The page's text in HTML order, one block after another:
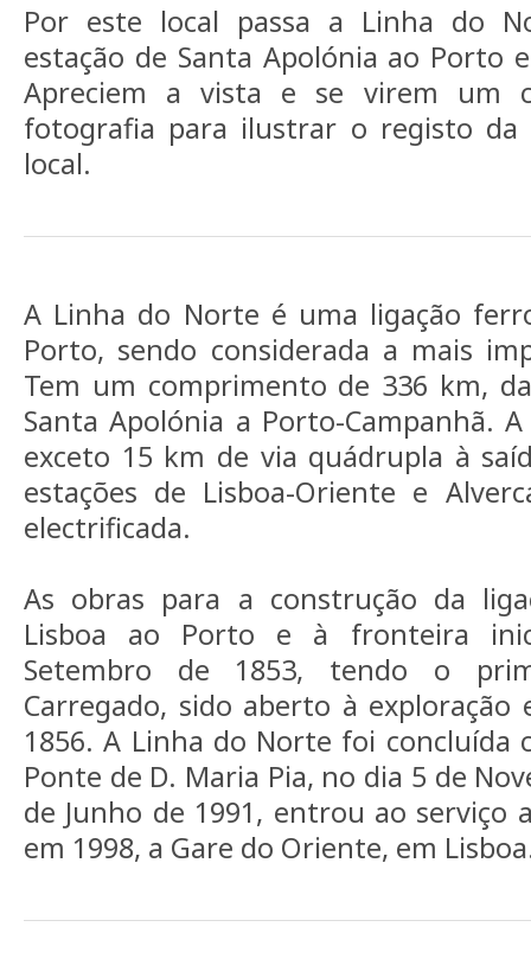
Por este local passa a Linha do
estação de Santa Apolónia ao Porto
Apreciem a vista e se virem um
fotografia para ilustrar o registo da
local.
A Linha do Norte é uma ligação
Porto, sendo considerada a mais
Tem um comprimento de 336 km,
Santa Apolónia a Porto-Campanhã.
exceto 15 km de via quádrupla à
estações de Lisboa-Oriente e
electrificada.
As obras para a construção da
Lisboa ao Porto e à fronteira
Setembro de 1853, tendo o
Carregado, sido aberto à
1856. A Linha do Norte foi concluída
Ponte de D. Maria Pia, no dia 5 de
de Junho de 1991, entrou ao serviço
em 1998, a Gare do Oriente, em